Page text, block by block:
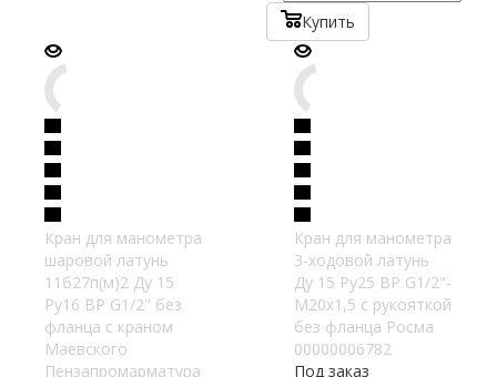
Купить
Кран для манометра
шаровой латунь
11б27п(м)2 Ду 15
Ру16 ВР G1/2" без
фланца с краном
Маевского
Пензапромарматура
Кран для манометра
3-ходовой латунь
Ду 15 Ру25 ВР G1/2"-
М20х1,5 с рукояткой
без фланца Росма
00000006782
Под заказ